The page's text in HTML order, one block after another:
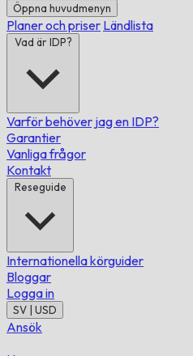
Öppna huvudmenyn
Planer och priser Ländlista
Vad är IDP?
Varför behöver jag en IDP?
Garantier
Vanliga frågor
Kontakt
Reseguide
Internationella körguider
Bloggar
Logga in
SV | USD
Ansök